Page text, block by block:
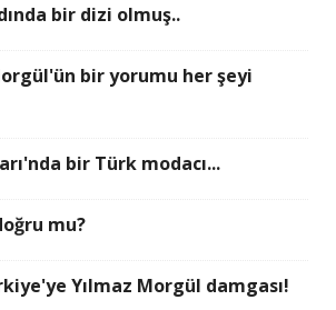
bir dizi olmuş..
bir yorumu her şeyi
bir Türk modacı...
mu?
Yılmaz Morgül damgası!